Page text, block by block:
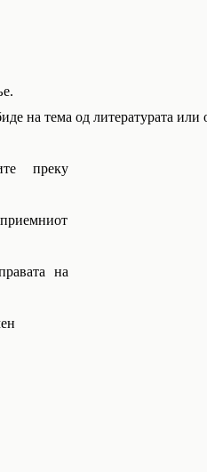
на тема од литературата или
преку
на